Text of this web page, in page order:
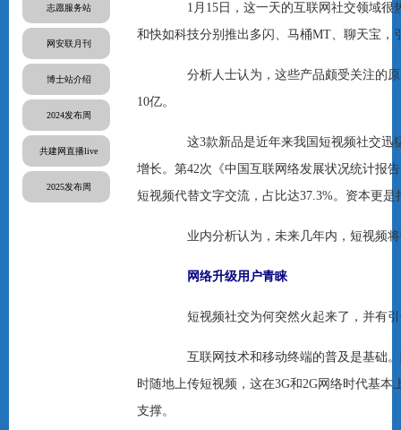
志愿服务站
网安联月刊
博士站介绍
2024发布周
共建网直播live
2025发布周
1月15日，这一天的互联网社交领域很
和快如科技分别推出多闪、马桶MT、聊天宝，
分析人士认为，这些产品颇受关注的原
10亿。
这3款新品是近年来我国短视频社交迅猛
增长。第42次《中国互联网络发展状况统计报
短视频代替文字交流，占比达37.3%。资本更
业内分析认为，未来几年内，短视频将
网络升级用户青睐
短视频社交为何突然火起来了，并有引
互联网技术和移动终端的普及是基础。
时随地上传短视频，这在3G和2G网络时代基
支撑。